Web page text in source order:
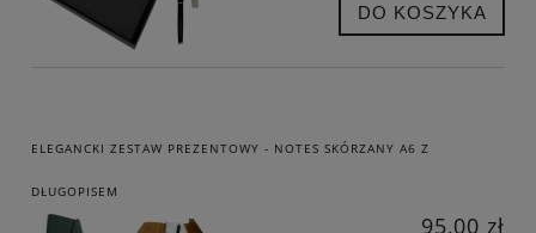
DO KOSZYKA
ELEGANCKI ZESTAW PREZENTOWY - NOTES SKÓRZANY A6 Z
DŁUGOPISEM
95,00 zł